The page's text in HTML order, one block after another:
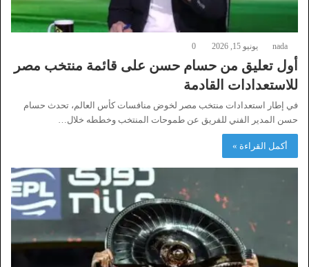
nada يونيو 15, 2026 0
أول تعليق من حسام حسن على قائمة منتخب مصر
للاستعدادات القادمة
في إطار استعدادات منتخب مصر لخوض منافسات كأس العالم، تحدث حسام
حسن المدير الفني للفريق عن طموحات المنتخب وخططه خلال…
أكمل القراءة »